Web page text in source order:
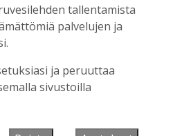
tallentamista
palvelujen ja
ja peruuttaa
sivustoilla